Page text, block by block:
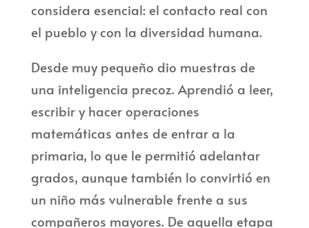
considera esencial: el contacto real con
el pueblo y con la diversidad humana.
Desde muy pequeño dio muestras de
una inteligencia precoz. Aprendió a leer,
escribir y hacer operaciones
matemáticas antes de entrar a la
primaria, lo que le permitió adelantar
grados, aunque también lo convirtió en
un niño más vulnerable frente a sus
compañeros mayores. De aquella etapa